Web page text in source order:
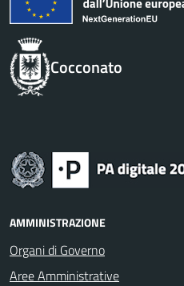
Cocconato
AMMINISTRAZIONE
Organi di Governo
Aree Amministrative